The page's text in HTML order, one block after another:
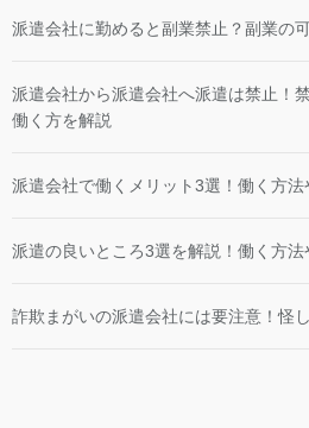
派遣会社に勤めると副業禁止？副業の
派遣会社から派遣会社へ派遣は禁止！
働く方を解説
派遣会社で働くメリット3選！働く方法
派遣の良いところ3選を解説！働く方法
詐欺まがいの派遣会社には要注意！怪